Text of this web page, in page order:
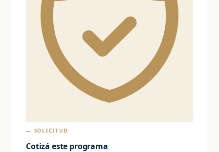
— SOLICITUD
Cotizá este programa